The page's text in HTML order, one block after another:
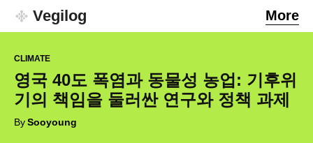
Vegilog More
CLIMATE
영국 40도 폭염과 동물성 농업: 기후위
기의 책임을 둘러싼 연구와 정책 과제
BySooyoung